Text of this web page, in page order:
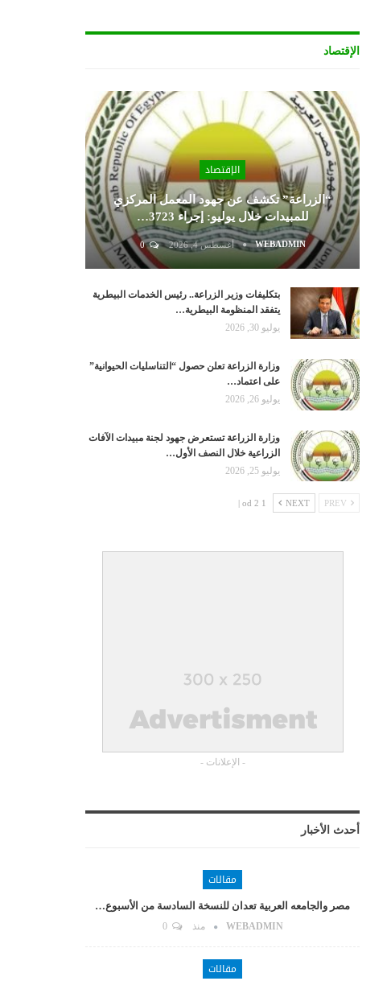
الإقتصاد
الإقتصاد
“الزراعة” تكشف عن جهود المعمل المركزي
للمبيدات خلال يوليو: إجراء 3723…
WEBADMIN أغسطس 4, 2026 0
بتكليفات وزير الزراعة.. رئيس الخدمات البيطرية
يتفقد المنظومة البيطرية…
يوليو 30, 2026
وزارة الزراعة تعلن حصول “التناسليات الحيوانية”
على اعتماد…
يوليو 26, 2026
وزارة الزراعة تستعرض جهود لجنة مبيدات الآفات
الزراعية خلال النصف الأول…
يوليو 25, 2026
NEXT
1 od 2 |
- الإعلانات -
أحدث الأخبار
مقالات
مصر والجامعه العربية تعدان للنسخة السادسة من الأسبوع…
WEBADMIN منذ 0
مقالات